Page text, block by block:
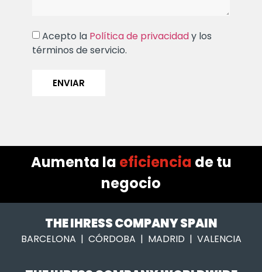
Acepto la Política de privacidady los
términos de servicio.
ENVIAR
Aumenta la eficiencia de tu
negocio
THE IHRESS COMPANY SPAIN
BARCELONA | CÓRDOBA | MADRID | VALENCIA